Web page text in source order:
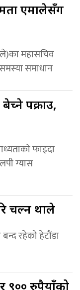
एमालेसँग
महासचिव
समाधान
पक्राउ,
फाइदा
ग्यास
चल्न थाले
रहेको हेटौंडा
९०० रुपैयाँको